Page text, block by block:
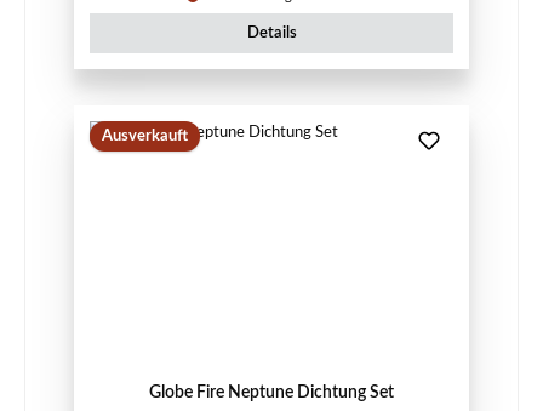
Details
Ausverkauft
Globe Fire Neptune Dichtung Set